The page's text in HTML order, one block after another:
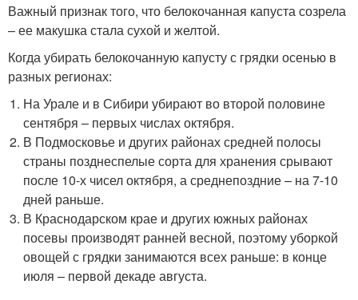
Важный признак того, что белокочанная капуста созрела
– ее макушка стала сухой и желтой.
Когда убирать белокочанную капусту с грядки осенью в
разных регионах:
На Урале и в Сибири убирают во второй половине
сентября – первых числах октября.
В Подмосковье и других районах средней полосы
страны позднеспелые сорта для хранения срывают
после 10-х чисел октября, а среднепоздние – на 7-10
дней раньше.
В Краснодарском крае и других южных районах
посевы производят ранней весной, поэтому уборкой
овощей с грядки занимаются всех раньше: в конце
июля – первой декаде августа.